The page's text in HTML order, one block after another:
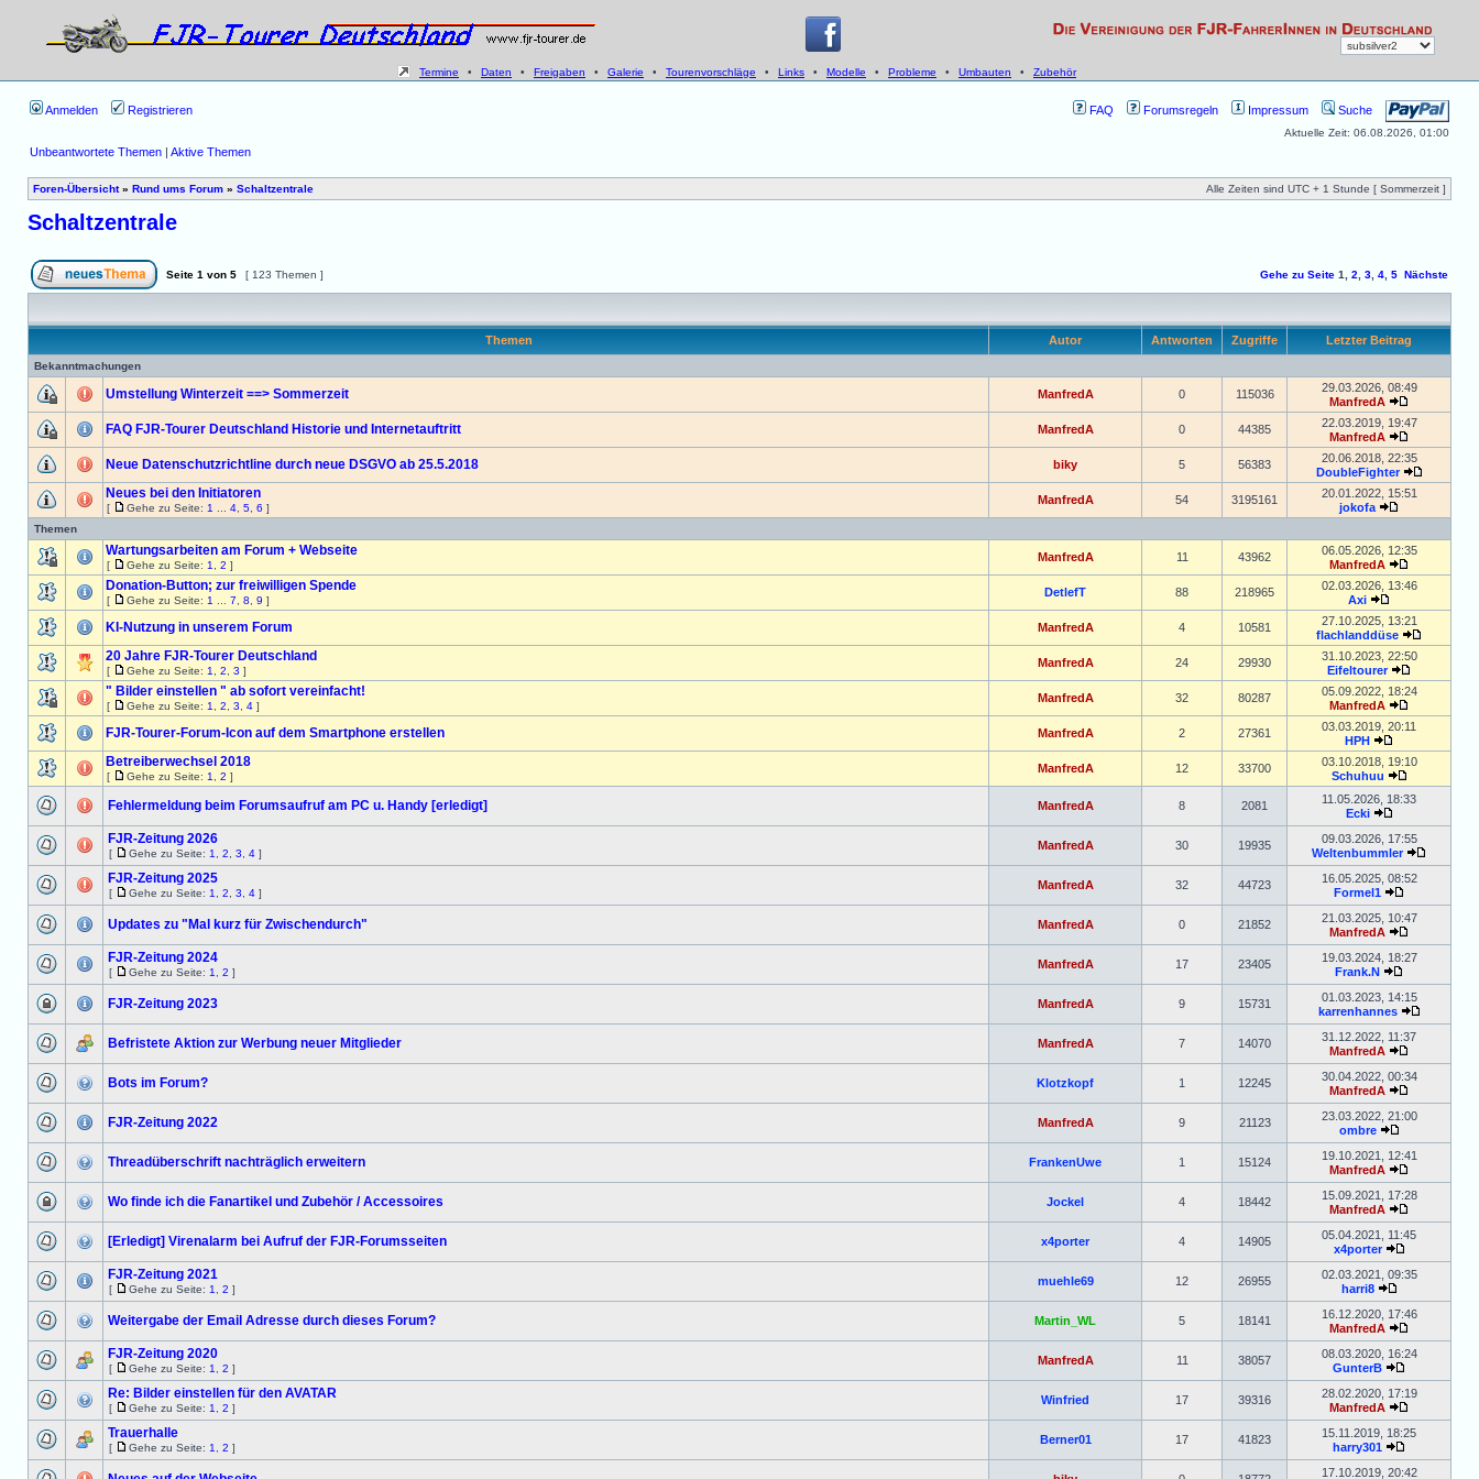
Termine • Daten • Freigaben • Galerie • Tourenvorschläge • Links • Modelle • Probleme • Umbauten • Zubehör
Anmelden Registrieren FAQ Forumsregeln Impressum Suche
Aktuelle Zeit: 06.08.2026, 01:00
Unbeantwortete Themen | Aktive Themen
Foren-Übersicht» Rund ums Forum » Schaltzentrale Alle Zeiten sind UTC + 1 Stunde [ Sommerzeit ]
Schaltzentrale
Seite 1 von 5 [ 123 Themen ] Gehe zu Seite 1 2 3 4 5 Nächste
Themen Autor Antworten Zugriffe Letzter Beitrag
Bekanntmachungen
Umstellung Winterzeit ==> Sommerzeit ManfredA 0 115036
29.03.2026, 08:49
ManfredA
FAQ FJR-Tourer Deutschland Historie und Internetauftritt ManfredA 0 44385
22.03.2019, 19:47
ManfredA
Neue Datenschutzrichtline durch neue DSGVO ab 25.5.2018 biky 5 56383
20.06.2018, 22:35
DoubleFighter
Neues bei den Initiatoren
[ Gehe zu Seite: 1 4 5 6 ]
ManfredA 54 3195161
20.01.2022, 15:51
jokofa
Themen
Wartungsarbeiten am Forum + Webseite
[ Gehe zu Seite: 1 2 ]
ManfredA 11 43962
06.05.2026, 12:35
ManfredA
Donation-Button; zur freiwilligen Spende
[ Gehe zu Seite: 1 7 8 9 ]
DetlefT 88 218965
02.03.2026, 13:46
Axi
KI-Nutzung in unserem Forum ManfredA 4 10581
27.10.2025, 13:21
flachlanddüse
20 Jahre FJR-Tourer Deutschland
[ Gehe zu Seite: 1 2 3 ]
ManfredA 24 29930
31.10.2023, 22:50
Eifeltourer
" Bilder einstellen " ab sofort vereinfacht!
[ Gehe zu Seite: 1 2 3 4 ]
ManfredA 32 80287
05.09.2022, 18:24
ManfredA
FJR-Tourer-Forum-Icon auf dem Smartphone erstellen ManfredA 2 27361
03.03.2019, 20:11
HPH
Betreiberwechsel 2018
[ Gehe zu Seite: 1 2 ]
ManfredA 12 33700
03.10.2018, 19:10
Schuhuu
Fehlermeldung beim Forumsaufruf am PC u. Handy [erledigt] ManfredA 8 2081
11.05.2026, 18:33
Ecki
FJR-Zeitung 2026
[ Gehe zu Seite: 1 2 3 4 ]
ManfredA 30 19935
09.03.2026, 17:55
Weltenbummler
FJR-Zeitung 2025
[ Gehe zu Seite: 1 2 3 4 ]
ManfredA 32 44723
16.05.2025, 08:52
Formel1
Updates zu "Mal kurz für Zwischendurch" ManfredA 0 21852
21.03.2025, 10:47
ManfredA
FJR-Zeitung 2024
[ Gehe zu Seite: 1 2 ]
ManfredA 17 23405
19.03.2024, 18:27
Frank.N
FJR-Zeitung 2023 ManfredA 9 15731
01.03.2023, 14:15
karrenhannes
Befristete Aktion zur Werbung neuer Mitglieder ManfredA 7 14070
31.12.2022, 11:37
ManfredA
Bots im Forum? Klotzkopf 1 12245
30.04.2022, 00:34
ManfredA
FJR-Zeitung 2022 ManfredA 9 21123
23.03.2022, 21:00
ombre
Threadüberschrift nachträglich erweitern FrankenUwe 1 15124
19.10.2021, 12:41
ManfredA
Wo finde ich die Fanartikel und Zubehör / Accessoires Jockel 4 18442
15.09.2021, 17:28
ManfredA
[Erledigt] Virenalarm bei Aufruf der FJR-Forumsseiten x4porter 4 14905
05.04.2021, 11:45
x4porter
FJR-Zeitung 2021
[ Gehe zu Seite: 1 2 ]
muehle69 12 26955
02.03.2021, 09:35
harri8
Weitergabe der Email Adresse durch dieses Forum? Martin_WL 5 18141
16.12.2020, 17:46
ManfredA
FJR-Zeitung 2020
[ Gehe zu Seite: 1 2 ]
ManfredA 11 38057
08.03.2020, 16:24
GunterB
Re: Bilder einstellen für den AVATAR
[ Gehe zu Seite: 1 2 ]
Winfried 17 39316
28.02.2020, 17:19
ManfredA
Trauerhalle
[ Gehe zu Seite: 1 2 ]
Berner01 17 41823
15.11.2019, 18:25
harry301
17.10.2019, 20:42